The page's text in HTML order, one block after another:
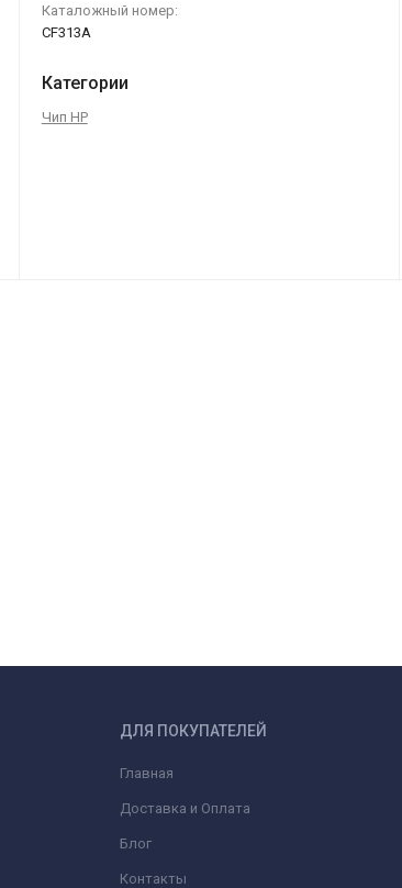
Каталожный номер:
CF313A
Категории
Чип HP
ДЛЯ ПОКУПАТЕЛЕЙ
Главная
Доставка и Оплата
Блог
Контакты